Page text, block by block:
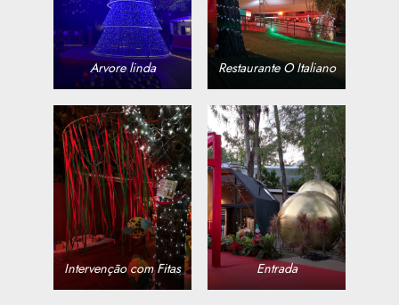
Arvore linda Restaurante O Italiano
Intervenção com Fitas Entrada